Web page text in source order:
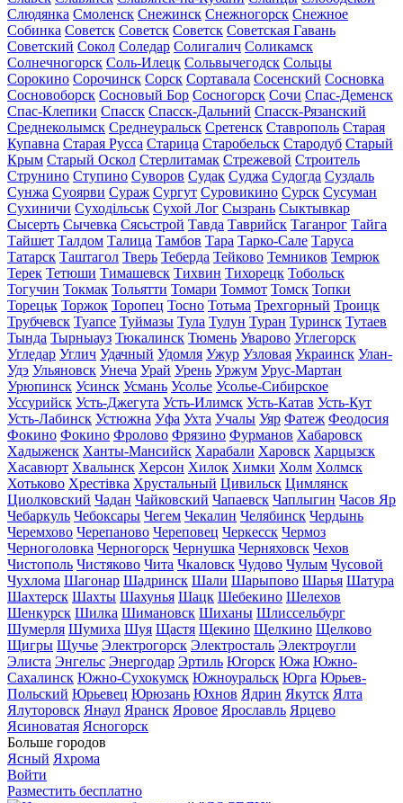
Слюдянка Смоленск Снежинск Снежногорск Снежное
Собинка Советск Советск Советск Советская Гавань
Советский Сокол Соледар Солигалич Соликамск
Солнечногорск Соль-Илецк Сольвычегодск Сольцы
Сорокино Сорочинск Сорск Сортавала Сосенский Сосновка
Сосновоборск Сосновый Бор Сосногорск Сочи Спас-Деменск
Спас-Клепики Спасск Спасск-Дальний Спасск-Рязанский
Среднеколымск Среднеуральск Сретенск Ставрополь Старая
Купавна Старая Русса Старица Старобельск Стародуб Старый
Крым Старый Оскол Стерлитамак Стрежевой Строитель
Струнино Ступино Суворов Судак Суджа Судогда Суздаль
Сунжа Суоярви Сураж Сургут Суровикино Сурск Сусуман
Сухиничи Суходільськ Сухой Лог Сызрань Сыктывкар
Сысерть Сычевка Сясьстрой Тавда Таврийск Таганрог Тайга
Тайшет Талдом Талица Тамбов Тара Тарко-Сале Таруса
Татарск Таштагол Тверь Теберда Тейково Темников Темрюк
Терек Тетюши Тимашевск Тихвин Тихорецк Тобольск
Тогучин Токмак Тольятти Томари Томмот Томск Топки
Торецьк Торжок Торопец Тосно Тотьма Трехгорный Троицк
Трубчевск Туапсе Туймазы Тула Тулун Туран Туринск Тутаев
Тында Тырныауз Тюкалинск Тюмень Уварово Углегорск
Угледар Углич Удачный Удомля Ужур Узловая Украинск Улан-
Удэ Ульяновск Унеча Урай Урень Уржум Урус-Мартан
Урюпинск Усинск Усмань Усолье Усолье-Сибирское
Уссурийск Усть-Джегута Усть-Илимск Усть-Катав Усть-Кут
Усть-Лабинск Устюжна Уфа Ухта Учалы Уяр Фатеж Феодосия
Фокино Фокино Фролово Фрязино Фурманов Хабаровск
Хадыженск Ханты-Мансийск Харабали Харовск Харцызск
Хасавюрт Хвалынск Херсон Хилок Химки Холм Холмск
Хотьково Хрестівка Хрустальный Цивильск Цимлянск
Циолковский Чадан Чайковский Чапаевск Чаплыгин Часов Яр
Чебаркуль Чебоксары Чегем Чекалин Челябинск Чердынь
Черемхово Черепаново Череповец Черкесск Чермоз
Черноголовка Черногорск Чернушка Черняховск Чехов
Чистополь Чистяково Чита Чкаловск Чудово Чулым Чусовой
Чухлома Шагонар Шадринск Шали Шарыпово Шарья Шатура
Шахтерск Шахты Шахунья Шацк Шебекино Шелехов
Шенкурск Шилка Шимановск Шиханы Шлиссельбург
Шумерля Шумиха Шуя Щастя Щекино Щелкино Щелково
Щигры Щучье Электрогорск Электросталь Электроугли
Элиста Энгельс Энергодар Эртиль Югорск Южа Южно-
Сахалинск Южно-Сухокумск Южноуральск Юрга Юрьев-
Польский Юрьевец Юрюзань Юхнов Ядрин Якутск Ялта
Ялуторовск Янаул Яранск Яровое Ярославль Ярцево
Ясиноватая Ясногорск
Больше городов
Ясный Яхрома
Войти
Разместить бесплатно